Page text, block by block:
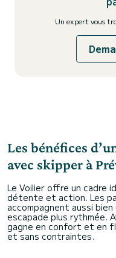
Un expert vous
Les bénéfices
avec skipper à
Le Voilier offre un cadre
détente et action. Les
accompagnent aussi bien
escapade plus rythmée.
gagne en confort et en
et sans contraintes.